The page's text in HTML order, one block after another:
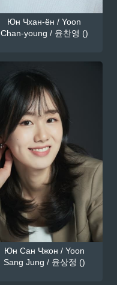
Юн Чхан-ён / Yoon
Chan-young / 윤찬영 ()
Юн Сан Чжон / Yoon
Sang Jung / 윤상정 ()